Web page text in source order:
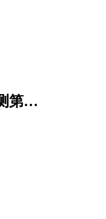
第…